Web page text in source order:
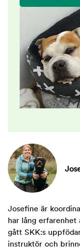
Josefine är
har lång erfarenhet
gått SKK:s
instruktör och